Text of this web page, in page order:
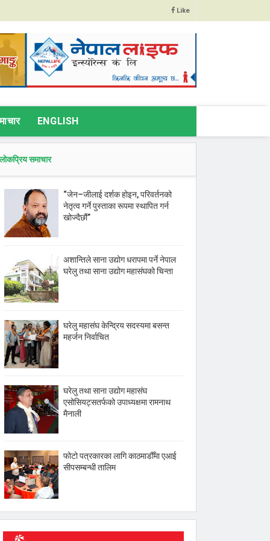
Like
ENGLISH
लोकप्रिय समाचार
“जेन–जीलाई दर्शक होइन, परिवर्तनको
नेतृत्व गर्ने पुस्ताका रूपमा स्थापित गर्न
खोज्दैछौं”
अशान्तिले साना उद्योग धरापमा पर्ने नेपाल
घरेलु तथा साना उद्योग महासंघको चिन्ता
घरेलु महासंघ केन्द्रिय सदस्यमा बसन्त
महर्जन निर्वाचित
घरेलु तथा साना उद्योग महासंघ
एसोसियट्सतर्फको उपाध्यक्षमा रामनाथ
मैनाली
फोटो पत्रकारका लागि काठमाडौँमा एआई
सीपसम्बन्धी तालिम